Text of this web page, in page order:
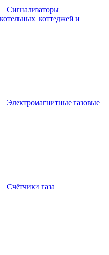
Сигнализаторы
коттеджей и
Электромагнитные газовые
Счётчики газа